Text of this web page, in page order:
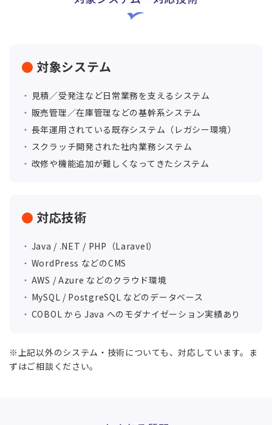
対象システム
見積／受発注など日常業務を支えるシステム
販売管理／在庫管理などの基幹系システム
長年運用されている既存システム（レガシー環境）
スクラッチ開発された社内業務システム
改修や機能追加が難しくなってきたシステム
対応技術
Java / .NET / PHP（Laravel）
WordPress などのCMS
AWS / Azure などのクラウド環境
MySQL / PostgreSQL などのデータベース
COBOL から Java へのモダナイゼーション実績あり
※上記以外のシステム・技術についても、対応しています。ま
ずはご相談ください。